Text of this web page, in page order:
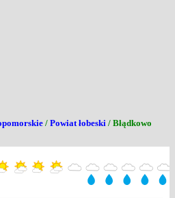
/ Powiat łobeski / Błądkowo